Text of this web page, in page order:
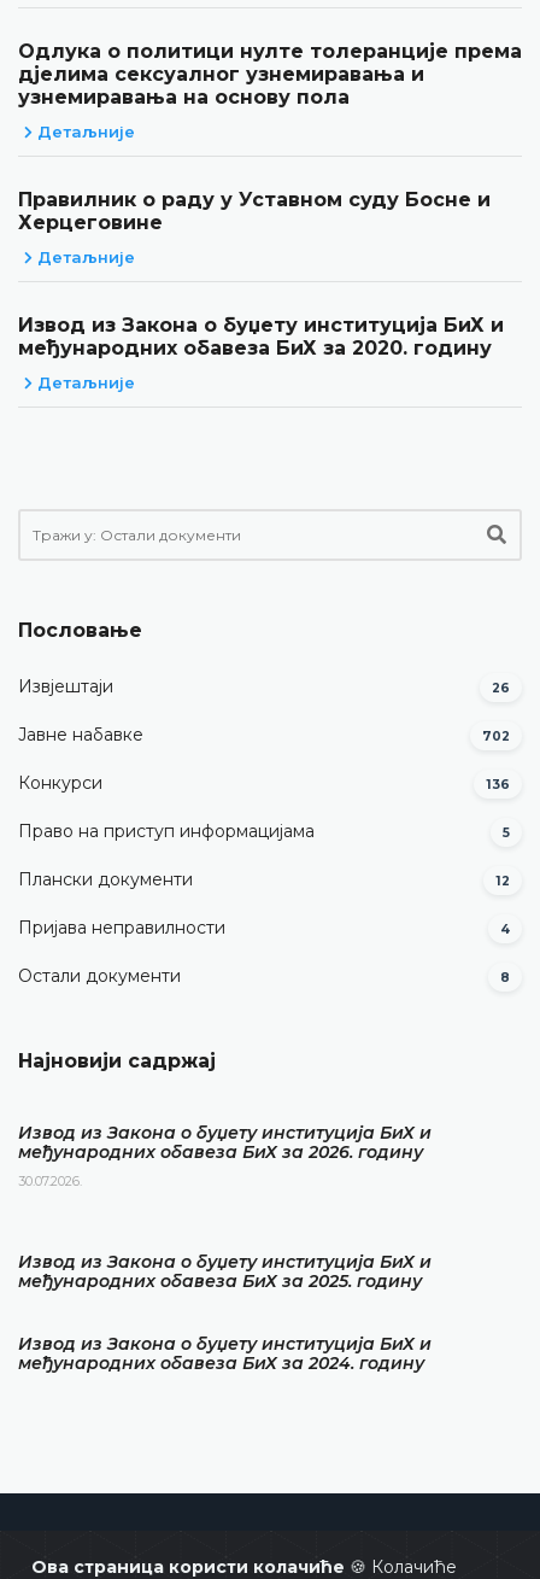
Ова страница користи колачиће 🍪 Колачиће
Одлука о политици нулте толеранције према
дјелима сексуалног узнемиравања и
узнемиравања на основу пола
Детаљније
Правилник о раду у Уставном суду Босне и
Херцеговине
Детаљније
Извод из Закона о буџету институција БиХ и
међународних обавеза БиХ за 2020. годину
Детаљније
Пословање
Извјештаји 26
Јавне набавке 702
Конкурси 136
Право на приступ информацијама 5
Плански документи 12
Пријава неправилности 4
Остали документи 8
Најновији садржај
Извод из Закона о буџету институција БиХ и
међународних обавеза БиХ за 2026. годину
30.07.2026.
Извод из Закона о буџету институција БиХ и
међународних обавеза БиХ за 2025. годину
Извод из Закона о буџету институција БиХ и
међународних обавеза БиХ за 2024. годину